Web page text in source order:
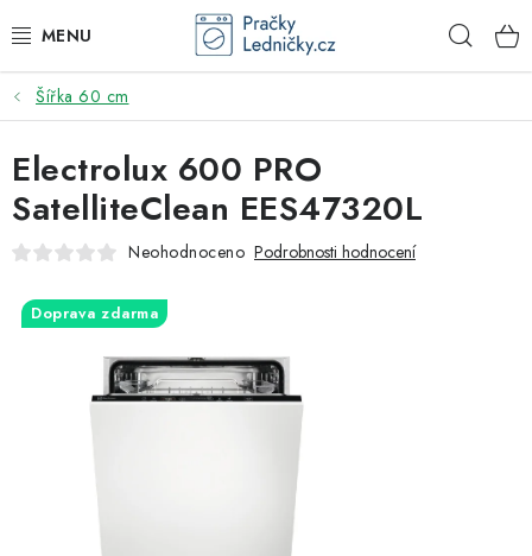
na
DODAVATEL
VESTAVNÉ SPOTŘEBIČE
VOLNĚ STOJÍCÍ SPOTŘEBIČE
Šířka 60 cm
Electrolux 600 PRO
SatelliteClean EES47320L
Neohodnoceno Podrobnosti hodnocení
Doprava zdarma